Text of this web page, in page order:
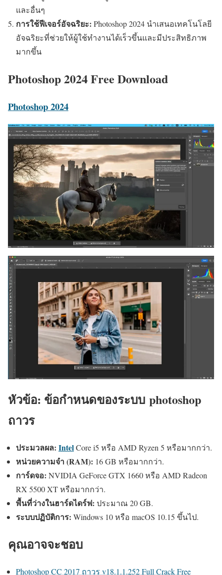
และอื่นๆ
การใช้ฟีเจอร์อัจฉริยะ: Photoshop 2024 นำเสนอเทคโนโลยี
อัจฉริยะที่ช่วยให้ผู้ใช้ทำงานได้เร็วขึ้นและมีประสิทธิภาพ
มากขึ้น
Photoshop 2024 Free Download
Photoshop 2024
หัวข้อ: ข้อกำหนดของระบบ photoshop
ถาวร
ประมวลผล: IntelCore i5 หรือ AMD Ryzen 5 หรือมากกว่า.
หน่วยความจำ (RAM): 16 GB หรือมากกว่า.
การ์ดจอ: NVIDIA GeForce GTX 1660 หรือ AMD Radeon
RX 5500 XT หรือมากกว่า.
พื้นที่ว่างในฮาร์ดไดร์ฟ: ประมาณ 20 GB.
ระบบปฏิบัติการ: Windows 10 หรือ macOS 10.15 ขึ้นไป.
คุณอาจจะชอบ
Photoshop CC 2017 ถาวร v18.1.1.252 Full Crack Free